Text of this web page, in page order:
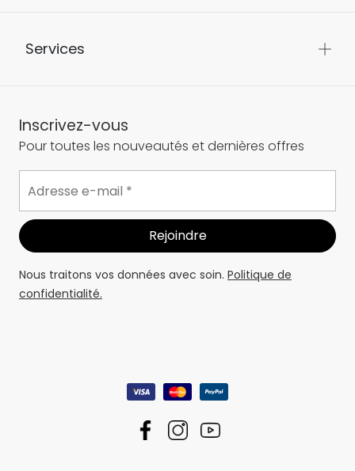
Services
Inscrivez-vous
Pour toutes les nouveautés et dernières offres
Nous traitons vos données avec soin. Politique de
confidentialité.